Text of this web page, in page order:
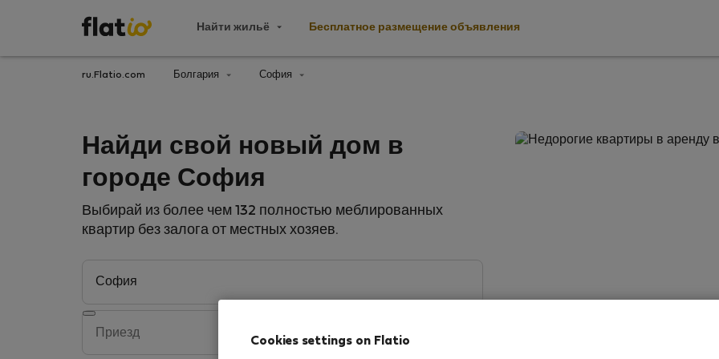
Найти жильё Бесплатное размещение объявления
ru.Flatio.com Болгария София
Найди свой новый дом в
городе София
Выбирай из более чем 132 полностью меблированных
квартир без залога от местных хозяев.
Cookies settings on Flatio